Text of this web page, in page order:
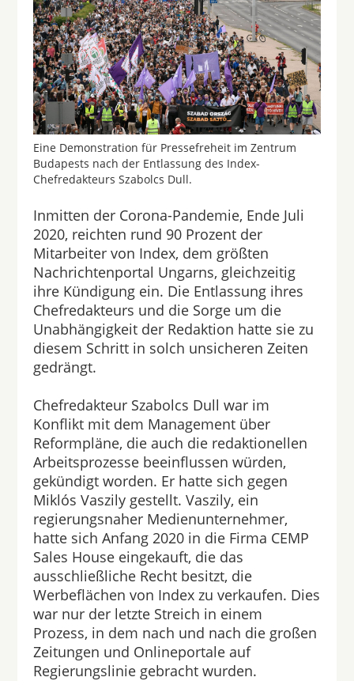
Eine Demonstration für Pressefreheit im Zentrum
Budapests nach der Entlassung des Index-
Chefredakteurs Szabolcs Dull.
Inmitten der Corona-Pandemie, Ende Juli
2020, reichten rund 90 Prozent der
Mitarbeiter von Index, dem größten
Nachrichtenportal Ungarns, gleichzeitig
ihre Kündigung ein. Die Entlassung ihres
Chefredakteurs und die Sorge um die
Unabhängigkeit der Redaktion hatte sie zu
diesem Schritt in solch unsicheren Zeiten
gedrängt.
Chefredakteur Szabolcs Dull war im
Konflikt mit dem Management über
Reformpläne, die auch die redaktionellen
Arbeitsprozesse beeinflussen würden,
gekündigt worden. Er hatte sich gegen
Miklós Vaszily gestellt. Vaszily, ein
regierungsnaher Medienunternehmer,
hatte sich Anfang 2020 in die Firma CEMP
Sales House eingekauft, die das
ausschließliche Recht besitzt, die
Werbeflächen von Index zu verkaufen. Dies
war nur der letzte Streich in einem
Prozess, in dem nach und nach die großen
Zeitungen und Onlineportale auf
Regierungslinie gebracht wurden.